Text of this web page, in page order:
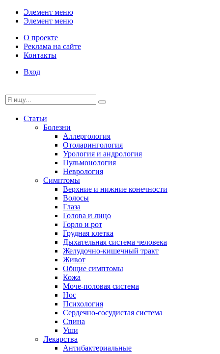
Элемент меню
Элемент меню
О проекте
Реклама на сайте
Контакты
Вход
Статьи
Болезни
Аллергология
Отоларингология
Урология и андрология
Пульмонология
Неврология
Симптомы
Верхние и нижние конечности
Волосы
Глаза
Голова и лицо
Горло и рот
Грудная клетка
Дыхательная система человека
Желудочно-кишечный тракт
Живот
Общие симптомы
Кожа
Моче-половая система
Нос
Психология
Сердечно-сосудистая система
Спина
Уши
Лекарства
Антибактериальные